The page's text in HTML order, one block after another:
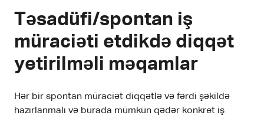
Təsadüfi/spontan iş
müraciəti etdikdə diqqət
yetirilməli məqamlar
Hər bir spontan müraciət diqqətlə və fərdi şəkildə
hazırlanmalı və burada mümkün qədər konkret iş